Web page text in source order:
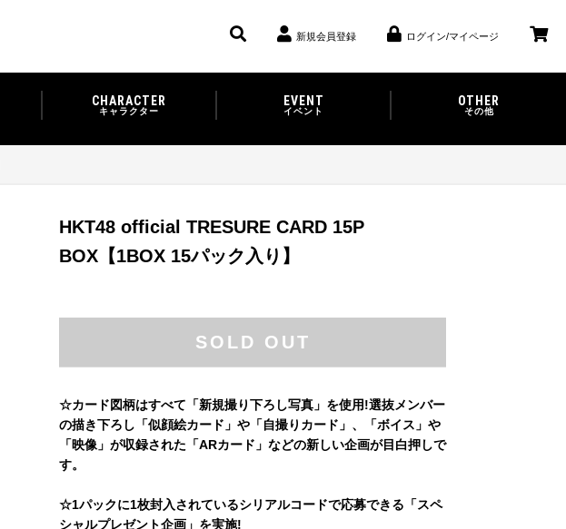
新規会員登録 ログイン/マイページ
CHARACTER
キャラクター
EVENT
イベント
OTHER
その他
HKT48 official TRESURE CARD 15P
BOX【1BOX 15パック入り】
SOLD OUT
☆カード図柄はすべて「新規撮り下ろし写真」を使用!選抜メンバー
の描き下ろし「似顔絵カード」や「自撮りカード」、「ボイス」や
「映像」が収録された「ARカード」などの新しい企画が目白押しで
す。
☆1パックに1枚封入されているシリアルコードで応募できる「スペ
シャルプレゼント企画」を実施!